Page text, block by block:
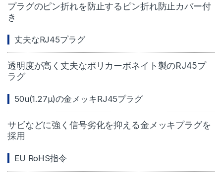
プラグのピン折れを防止するピン折れ防止カバー付
き
丈夫なRJ45プラグ
透明度が高く丈夫なポリカーボネイト製のRJ45プ
ラグ
50u(1.27μ)の金メッキRJ45プラグ
サビなどに強く信号劣化を抑える金メッキプラグを
採用
EU RoHS指令